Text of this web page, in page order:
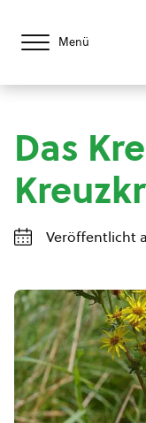
Menü
Das
Veröffentlicht